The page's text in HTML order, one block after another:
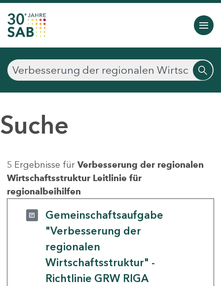
Suche
5 Ergebnisse für Verbesserung der regionalen
Wirtschaftsstruktur Leitlinie für
regionalbeihilfen
Gemeinschaftsaufgabe
"Verbesserung der
regionalen
Wirtschaftsstruktur" -
Richtlinie GRW RIGA